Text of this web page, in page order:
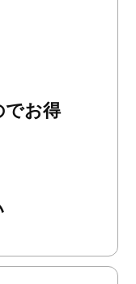
でお得